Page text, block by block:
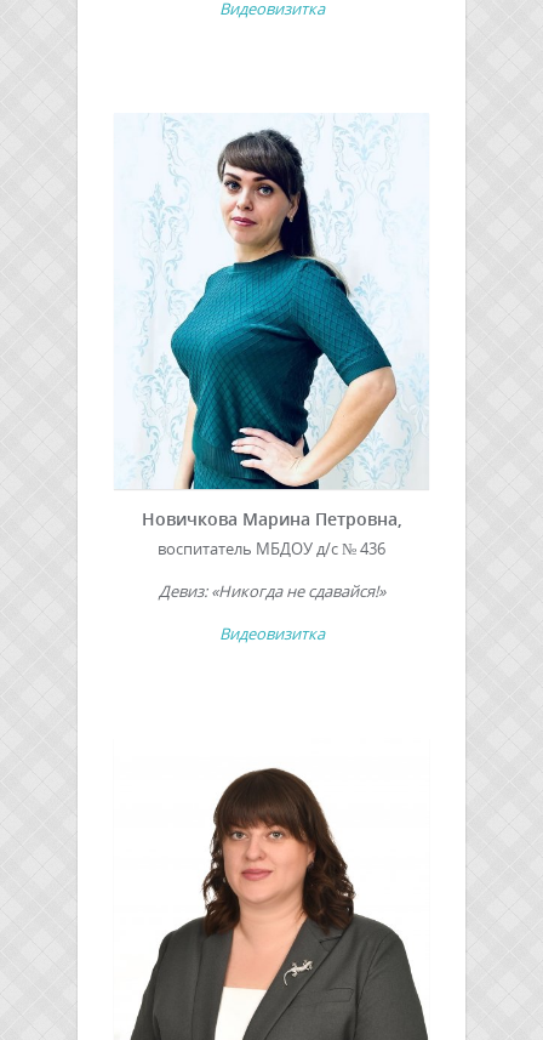
Видеовизитка
Новичкова Марина Петровна,
воспитатель МБДОУ д/с № 436
Девиз: «Никогда не сдавайся!»
Видеовизитка